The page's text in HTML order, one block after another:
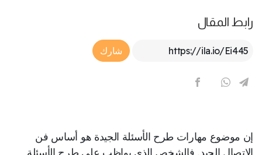
رابط المقال
Article Link
شارك
إن موضوع مهارات طرح الأسئلة الجيدة هو أساس فن